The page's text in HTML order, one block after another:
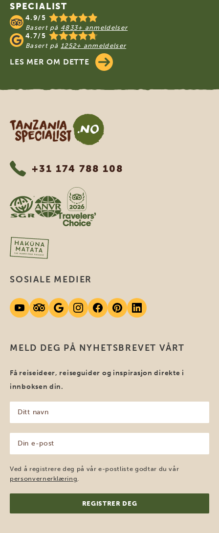
SPECIALIST
4.9/5
Basert på 4833+ anmeldelser
4.7/5
Basert på 1252+ anmeldelser
LES MER OM DETTE
Tanzania Specialist
+31 174 788 108
MELD DEG PÅ NYHETSBREVET VÅRT
Få reiseideer, reiseguider og inspirasjon direkte i
innboksen din.
navn
(Påkrevd)
post
(Påkrevd)
Ved å registrere deg på vår e-postliste godtar du vår
personvernerklæring
SOSIALE MEDIER